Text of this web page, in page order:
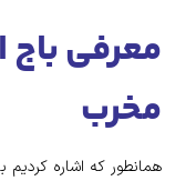
معرفی باج‌
مخرب
همانطور که اشاره کردیم